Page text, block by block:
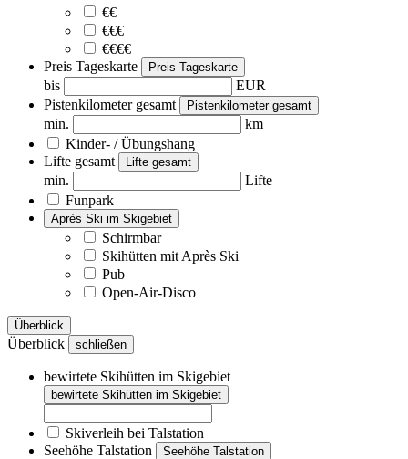
€€
€€€
€€€€
Preis Tageskarte
Preis Tageskarte
bis
EUR
Pistenkilometer gesamt
Pistenkilometer gesamt
min.
km
Kinder- / Übungshang
Lifte gesamt
Lifte gesamt
min.
Lifte
Funpark
Après Ski im Skigebiet
Schirmbar
Skihütten mit Après Ski
Pub
Open-Air-Disco
Überblick
Überblick schließen
bewirtete Skihütten im Skigebiet
bewirtete Skihütten im Skigebiet
Skiverleih bei Talstation
Seehöhe Talstation
Seehöhe Talstation